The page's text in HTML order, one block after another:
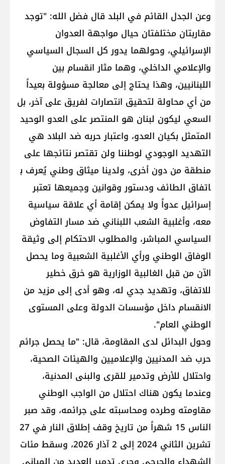
وعن الجدل القائم في البلد قال فضل الله: "توجد
مقاربتان مختلفتان حيال مواجهة ​العدوان
الإسرائيلي​، وحولهما يدور كل السجال السياسي
والإعلامي الداخلي، وهما مثار انقسام بين
اللبنانيين، وهذا يحتاج إلى معالجة مسؤولة بعيداً
من أي محاولة لتحقيق انتصارات لفريق على آخر، بل
السعي ليكون لبنان هو المنتصر على العدو الوحيد
المتمثل بكيان العدو، واعتبار حربه ضد البلاد هي
التهديد الوجودي لوطننا ولن تقتصر نتائجها على
منطقة من دون أخرى، ولدينا ميثاق وطني يُعرف ب​
اتفاق الطائف​ ودستور وقوانين وجميعها تعتبر
إسرائيل عدواً ولا يمكن إقامة أي علاقة سياسية
معه، وأغلبية ​الشعب اللبناني​ ضد مسار التفاوض
السياسي المباشر، والمطلوب الاحتكام إلى وثيقة
الوفاق الوطني ورأي الأغلبية الشعبية وما يحصل
الآن من قبل الغالبية الوزارية هو خرق خطير
للاتفاق، وتهديد جدي له، وهو أدى إلى مزيد من
الانقسام داخل مؤسسات الدولة وعلى المستوى
الوطني العام".
وحول البدائل لدى المقاومة، قال: "ما يحصل جرائم
حرب ضد المدنيين والإعلاميين والهيئات الصحية،
واحتلال للأرض وتدمير للقرى والبنى المدنية،
وعندما يكون هناك احتلال من الواجب الوطني
مقاومته وطرده ومحاسبته على جرائمه، وقد صبر
الناس 15 شهراً من تاريخ وقف إطلاق النار في 27
تشرين الثاني 2024 إلى 2 آذار 2026، وسقط مئات